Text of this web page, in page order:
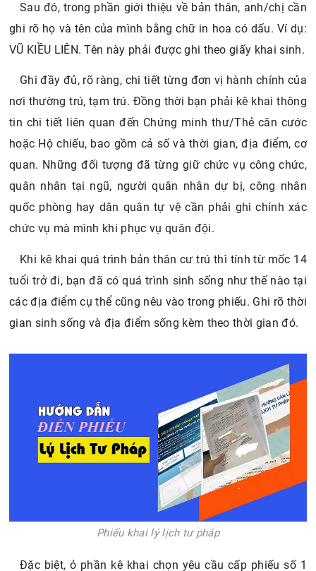
Sau đó, trong phần giới thiệu về bản thân, anh/chị cần
ghi rõ họ và tên của mình bằng chữ in hoa có dấu. Ví dụ:
VŨ KIỀU LIÊN. Tên này phải được ghi theo giấy khai sinh.
Ghi đầy đủ, rõ ràng, chi tiết từng đơn vị hành chính của
nơi thường trú, tạm trú. Đồng thời bạn phải kê khai thông
tin chi tiết liên quan đến Chứng minh thư/Thẻ căn cước
hoặc Hộ chiếu, bao gồm cả số và thời gian, địa điểm, cơ
quan. Những đối tượng đã từng giữ chức vụ công chức,
quân nhân tại ngũ, người quân nhân dự bị, công nhân
quốc phòng hay dân quân tự vệ cần phải ghi chính xác
chức vụ mà mình khi phục vụ quân đội.
Khi kê khai quá trình bản thân cư trú thì tính từ mốc 14
tuổi trở đi, bạn đã có quá trình sinh sống như thế nào tại
các địa điểm cụ thể cũng nêu vào trong phiếu. Ghi rõ thời
gian sinh sống và địa điểm sống kèm theo thời gian đó.
Phiếu khai lý lịch tư pháp
Đặc biệt, ỏ phần kê khai chọn yêu cầu cấp phiếu số 1